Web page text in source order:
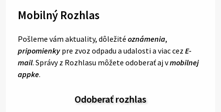
Mobilný Rozhlas
Pošleme vám aktuality, dôležité oznámenia,
pripomienky pre zvoz odpadu a udalosti a viac cez E-
mail. Správy z Rozhlasu môžete odoberať aj vmobilnej
appke.
Odoberať rozhlas